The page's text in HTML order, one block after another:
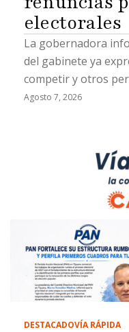
electorales
La gobernadora
del gabinete ya
competir y otros
administración
Agosto 7, 2026
DESTACADOVÍA RÁPIDA